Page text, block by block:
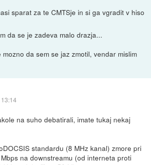
sparat za te CMTSje in si ga vgradit v hiso
da se je zadeva malo drazja...
mozno da sem se jaz zmotil, vendar mislim
na suho debatirali, imate tukaj nekaj
standardu (8 MHz kanal) zmore pri
na downstreamu (od interneta proti